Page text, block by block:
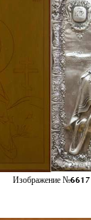
Изображение №6617